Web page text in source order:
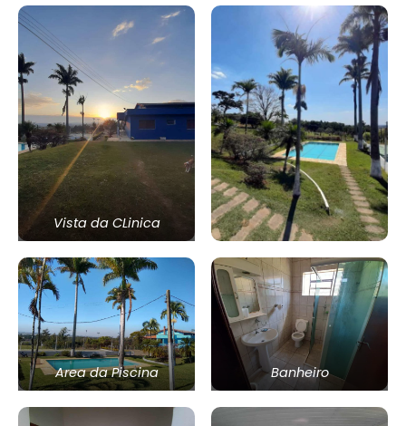
Vista da CLinica
Area da Piscina Banheiro